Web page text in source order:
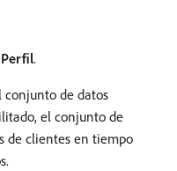
Perfil.
de datos
el conjunto de
de clientes en tiempo